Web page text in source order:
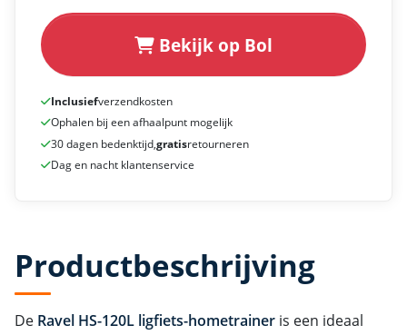
Bekijk op Bol
Inclusiefverzendkosten
Ophalen bij een afhaalpunt mogelijk
30 dagen bedenktijd,gratisretourneren
Dag en nacht klantenservice
Productbeschrijving
De Ravel HS-120L ligfiets-hometrainer is een ideaal